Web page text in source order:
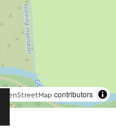
OpenStreetMap contributors